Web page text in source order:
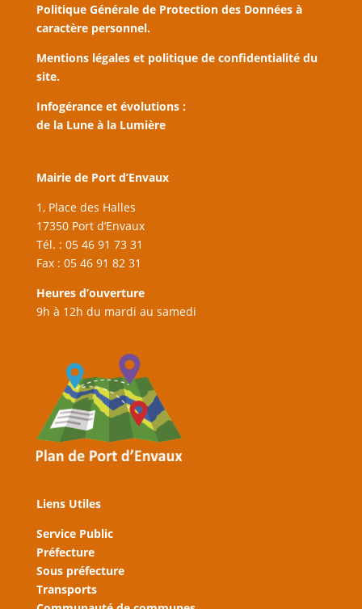
Politique Générale de Protection des Données à
caractère personnel.
Mentions légales et politique de confidentialité du
site.
Infogérance et évolutions :
de la Lune à la Lumière
Mairie de Port d’Envaux
1, Place des Halles
17350 Port d’Envaux
Tél. : 05 46 91 73 31
Fax : 05 46 91 82 31
Heures d’ouverture
9h à 12h du mardi au samedi
Liens Utiles
Service Public
Préfecture
Sous préfecture
Transports